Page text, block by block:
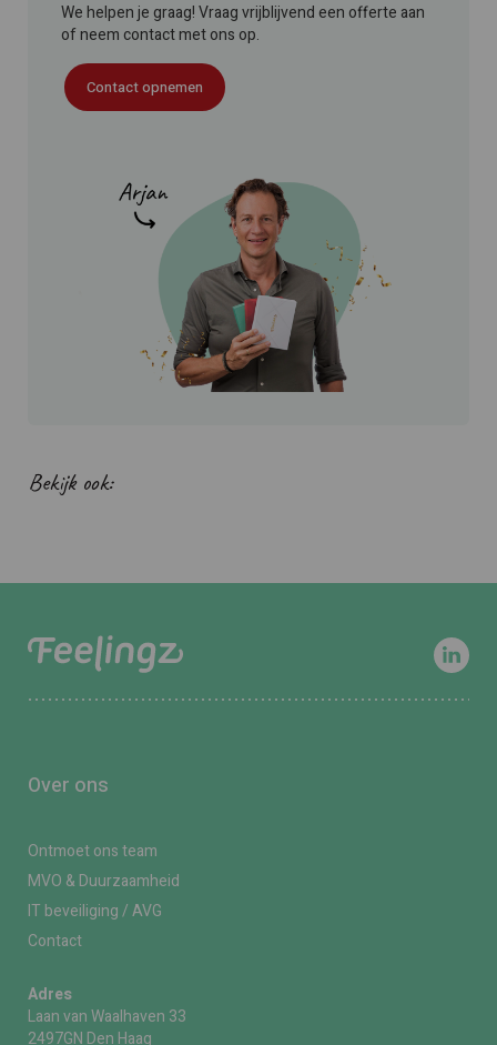
We helpen je graag! Vraag vrijblijvend een offerte aan
of neem contact met ons op.
Contact opnemen
Bekijk ook:
Over ons
Ontmoet ons team
MVO & Duurzaamheid
IT beveiliging / AVG
Contact
Adres
Laan van Waalhaven 33
2497GN Den Haag